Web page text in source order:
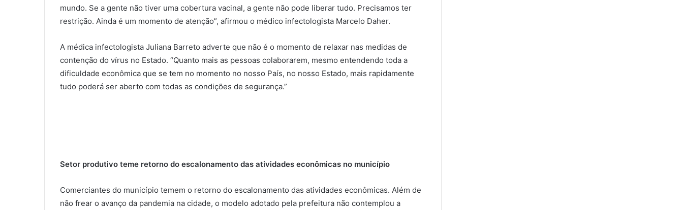
mundo. Se a gente não tiver uma cobertura vacinal, a gente não pode liberar tudo. Precisamos ter
restrição. Ainda é um momento de atenção”, afirmou o médico infectologista Marcelo Daher.
A médica infectologista Juliana Barreto adverte que não é o momento de relaxar nas medidas de
contenção do vírus no Estado. “Quanto mais as pessoas colaborarem, mesmo entendendo toda a
dificuldade econômica que se tem no momento no nosso País, no nosso Estado, mais rapidamente
tudo poderá ser aberto com todas as condições de segurança.”
Setor produtivo teme retorno do escalonamento das atividades econômicas no município
Comerciantes do município temem o retorno do escalonamento das atividades econômicas. Além de
não frear o avanço da pandemia na cidade, o modelo adotado pela prefeitura não contemplou a